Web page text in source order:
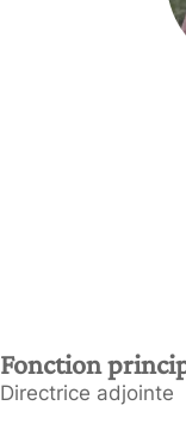
Fonction
Directrice adjointe